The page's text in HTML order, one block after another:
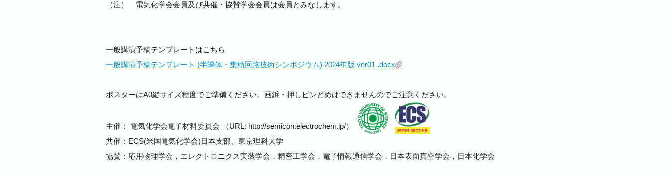
（注） 電気化学会会員及び共催・協賛学会会員は会員とみなします。
一般講演予稿テンプレートはこちら
一般講演予稿テンプレート (半導体・集積回路技術シンポジウム) 2024年版 ver01 .docx
ポスターはA0縦サイズ程度でご準備ください。画鋲・押しピンどめはできませんのでご注意ください。
主催： 電気化学会電子材料委員会 （URL: http://semicon.electrochem.jp/）
共催：ECS(米国電気化学会)日本支部、東京理科大学
協賛：応用物理学会，エレクトロニクス実装学会，精密工学会，電子情報通信学会，日本表面真空学会，日本化学会